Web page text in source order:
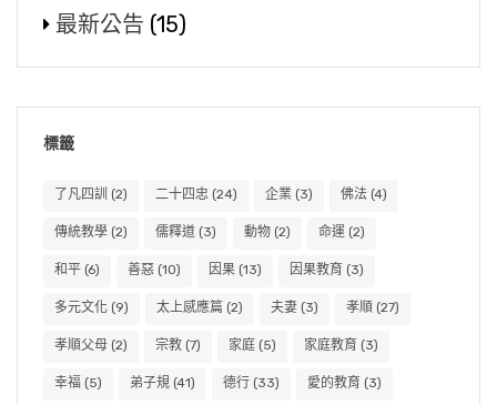
最新公告 (15)
標籤
了凡四訓 (2) 二十四忠 (24) 企業 (3) 佛法 (4)
傳統教學 (2) 儒釋道 (3) 動物 (2) 命運 (2)
和平 (6) 善惡 (10) 因果 (13) 因果教育 (3)
多元文化 (9) 太上感應篇 (2) 夫妻 (3) 孝順 (27)
孝順父母 (2) 宗教 (7) 家庭 (5) 家庭教育 (3)
幸福 (5) 弟子規 (41) 德行 (33) 愛的教育 (3)